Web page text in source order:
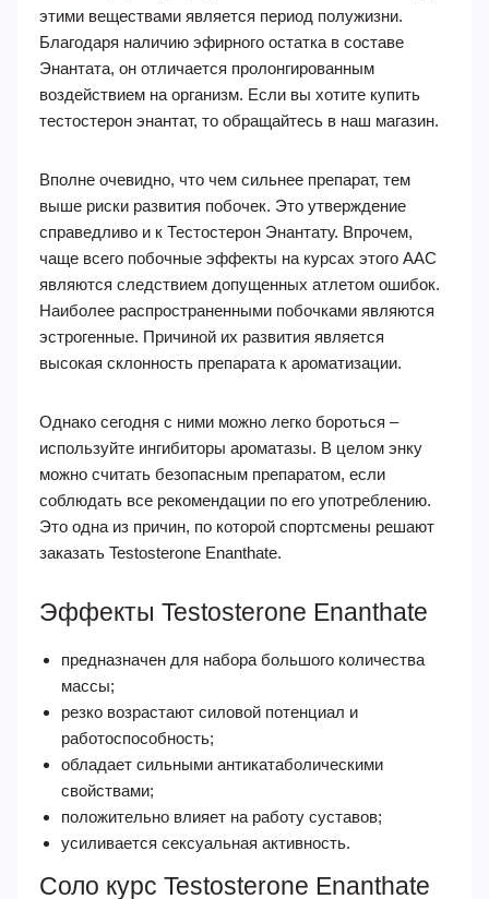
этими веществами является период полужизни.
Благодаря наличию эфирного остатка в составе
Энантата, он отличается пролонгированным
воздействием на организм. Если вы хотите купить
тестостерон энантат, то обращайтесь в наш магазин.
Вполне очевидно, что чем сильнее препарат, тем
выше риски развития побочек. Это утверждение
справедливо и к Тестостерон Энантату. Впрочем,
чаще всего побочные эффекты на курсах этого ААС
являются следствием допущенных атлетом ошибок.
Наиболее распространенными побочками являются
эстрогенные. Причиной их развития является
высокая склонность препарата к ароматизации.
Однако сегодня с ними можно легко бороться –
используйте ингибиторы ароматазы. В целом энку
можно считать безопасным препаратом, если
соблюдать все рекомендации по его употреблению.
Это одна из причин, по которой спортсмены решают
заказать Testosterone Enanthate.
Эффекты Testosterone Enanthate
предназначен для набора большого количества
массы;
резко возрастают силовой потенциал и
работоспособность;
обладает сильными антикатаболическими
свойствами;
положительно влияет на работу суставов;
усиливается сексуальная активность.
Соло курс Testosterone Enanthate